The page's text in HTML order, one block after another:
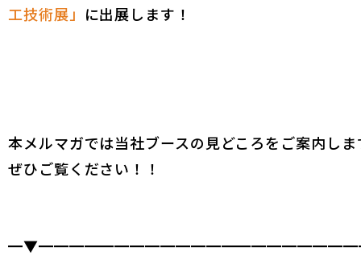
工技術展」 に出展します！
本メルマガでは当社ブースの見どころをご案内し
ぜひご覧ください！！